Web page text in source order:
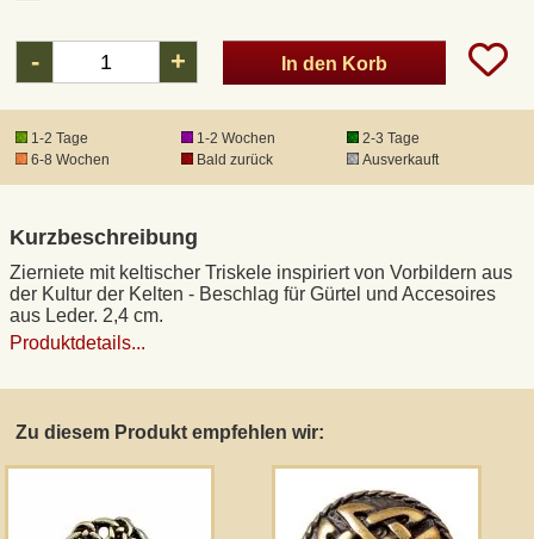
- + In den Korb
1-2 Tage 1-2 Wochen
2-3 Tage
6-8 Wochen
Bald zurück Ausverkauft
Kurzbeschreibung
Zierniete mit keltischer Triskele inspiriert von Vorbildern aus
der Kultur der Kelten - Beschlag für Gürtel und Accesoires
aus Leder. 2,4 cm.
Produktdetails...
Zu diesem Produkt empfehlen wir:
Waffenrecht und FSK 18
Produkthaftung
Datenschutz
Widerrufsrecht
Anfertigung von Museumsrepliken